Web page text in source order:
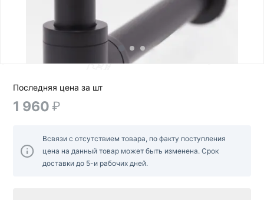
Последняя цена за шт
1 960 ₽
Всвязи с отсутствием товара, по факту поступления
цена на данный товар может быть изменена. Срок
доставки до 5-и рабочих дней.